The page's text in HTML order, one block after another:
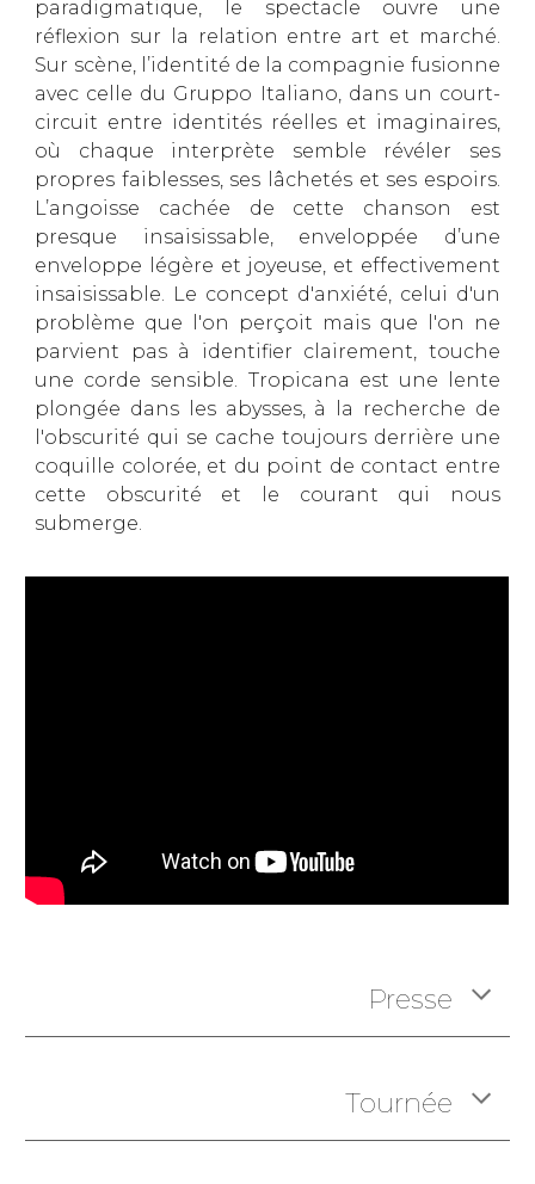
paradigmatique, le spectacle ouvre une
réflexion sur la relation entre art et marché.
Sur scène, l’identité de la compagnie fusionne
avec celle du Gruppo Italiano, dans un court-
circuit entre identités réelles et imaginaires,
où chaque interprète semble révéler ses
propres faiblesses, ses lâchetés et ses espoirs.
L’angoisse cachée de cette chanson est
presque insaisissable, enveloppée d’une
enveloppe légère et joyeuse, et effectivement
insaisissable. Le concept d'anxiété, celui d'un
problème que l'on perçoit mais que l'on ne
parvient pas à identifier clairement, touche
une corde sensible. Tropicana est une lente
plongée dans les abysses, à la recherche de
l'obscurité qui se cache toujours derrière une
coquille colorée, et du point de contact entre
cette obscurité et le courant qui nous
submerge.
Presse
Tournée